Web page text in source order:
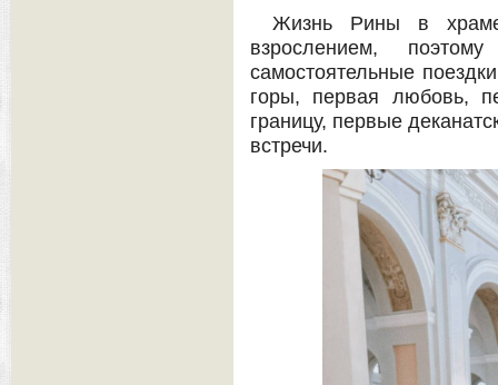
Жизнь Рины в
взрослением,
самостоятельные
горы, первая любовь,
границу, первые
встречи.